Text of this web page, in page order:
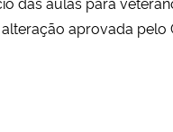
aprovada pelo